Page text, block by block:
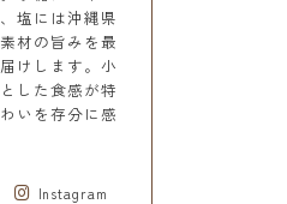
塩には沖縄県
材の旨みを最
けします。小
した食感が特
いを存分に感
Instagram